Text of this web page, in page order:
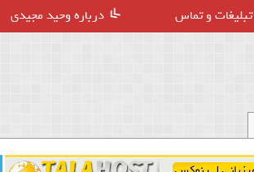
تبلیغات و تماس درباره وحید مجیدی